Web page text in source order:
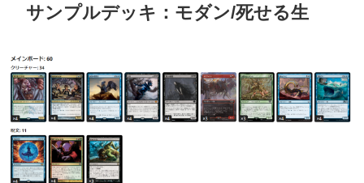
サンプルデッキ：モダン/死せる生